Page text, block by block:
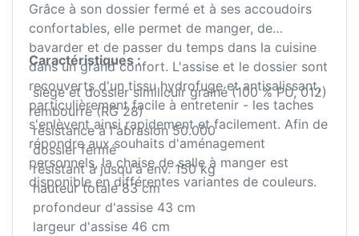
Grâce à son dossier fermé et à ses accoudoirs
confortables, elle permet de manger, de
bavarder et de passer du temps dans la cuisine
dans un grand confort. L'assise et le dossier sont
recouverts d'un tissu hydrofuge et antisalissant,
particulièrement facile à entretenir - les taches
s'enlèvent ainsi rapidement et facilement. Afin de
répondre aux souhaits d'aménagement
personnels, la chaise de salle à manger est
disponible en différentes variantes de couleurs.
Caractéristiques :
siège et dossier similicuir grainé (100 % PU, 012)
rembourré (RG 28)
résistance à l'abrasion 50.000
dossier fermé
résistant à jusqu'à env. 150 kg
hauteur totale 83 cm
profondeur d'assise 43 cm
largeur d'assise 46 cm